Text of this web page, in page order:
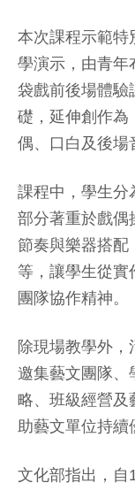
本次課程示範特
學演示，由青年
袋戲前後場體驗
礎，延伸創作為
偶、口白及後場
課程中，學生分
部分著重於戲偶
節奏與樂器搭配
等，讓學生從實
團隊協作精神。
除現場教學外，
邀集藝文團隊、
略、班級經營及
助藝文單位持續
文化部指出，自